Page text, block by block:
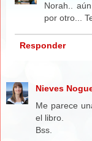
Norah..
por otro...
Responder
Nieves
Me parece
el libro.
Bss.